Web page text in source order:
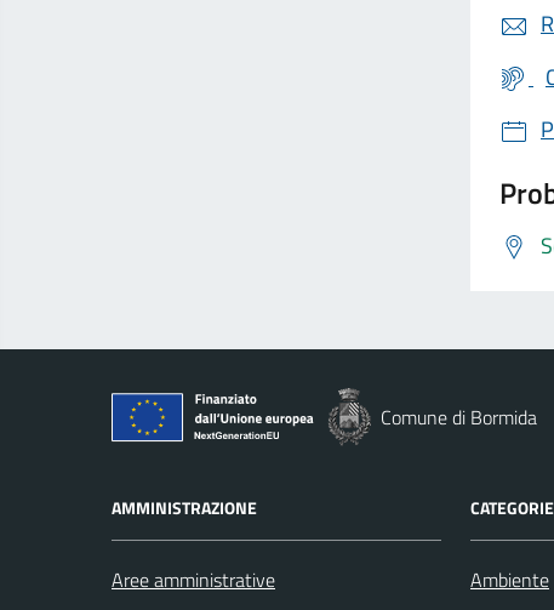
Comune di Bormida
AMMINISTRAZIONE
Aree amministrative
Ambiente